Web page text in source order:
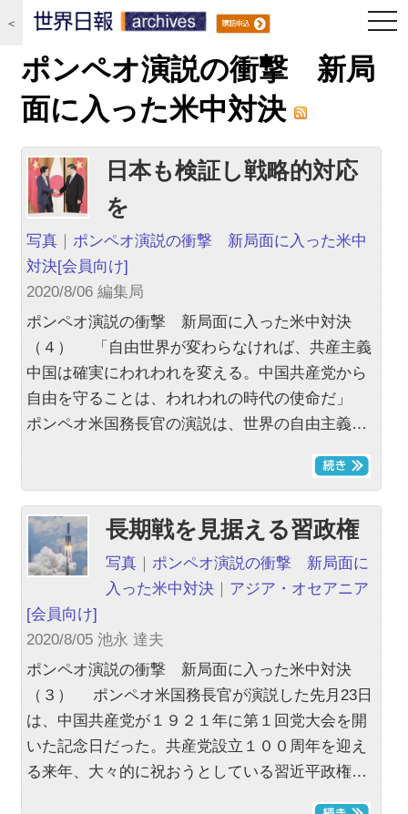
＜
ポンペオ演説の衝撃 新局
面に入った米中対決
日本も検証し戦略的対応
を
写真 ｜ポンペオ演説の衝撃 新局面に入った米中
対決[会員向け]
2020/8/06 編集局
ポンペオ演説の衝撃 新局面に入った米中対決
（４） 「自由世界が変わらなければ、共産主義
中国は確実にわれわれを変える。中国共産党から
自由を守ることは、われわれの時代の使命だ」
ポンペオ米国務長官の演説は、世界の自由主義…
長期戦を見据える習政権
写真 ｜ポンペオ演説の衝撃 新局面に
入った米中対決 ｜ アジア・オセアニア
[会員向け]
2020/8/05 池永 達夫
ポンペオ演説の衝撃 新局面に入った米中対決
（３） ポンペオ米国務長官が演説した先月23日
は、中国共産党が１９２１年に第１回党大会を開
いた記念日だった。共産党設立１００周年を迎え
る来年、大々的に祝おうとしている習近平政権…